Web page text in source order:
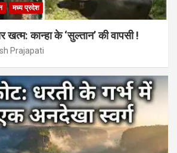
मध्य प्रदेश
कान्हा के ‘सुल्तान’ की वापसी !
Prajapati